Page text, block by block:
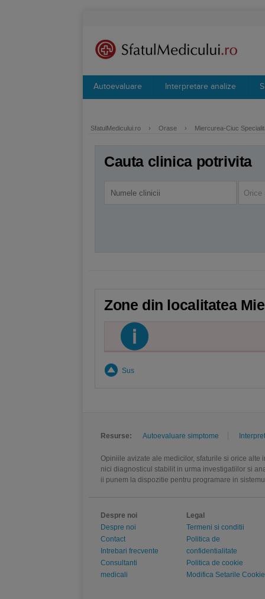
Autoevaluare Interpretare analize
SfatulMedicului.ro › Orase › Miercurea-Ciuc
Cauta clinica potrivita
Orice
Zone din localitatea
Sus
Resurse: Autoevaluare simptome
Opiniile avizate ale medicilor, sfaturile si orice
nici diagnosticul stabilit in urma investigatiilor si
ii punem la dispozitie pentru programare in
Despre noi
Despre noi
Contact
Intrebari frecvente
Consultanti
medicali
Legal
Termeni si conditii
Politica de
confidentialitate
Politica de cookie
Modifica Setarile Cookie